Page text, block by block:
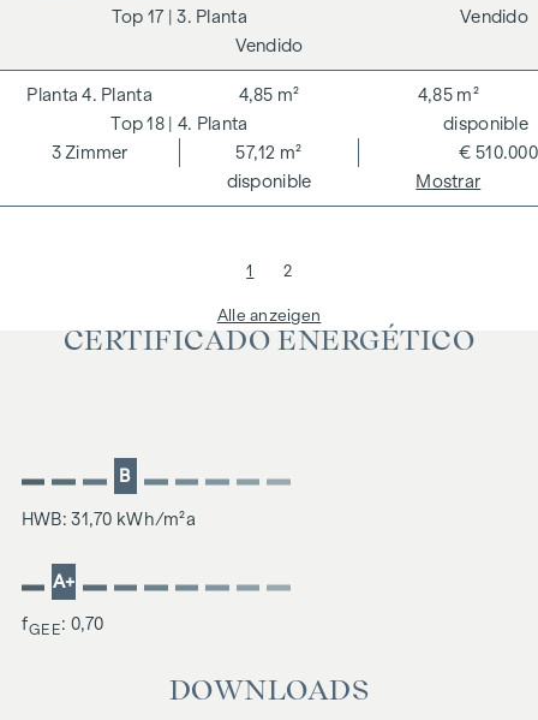
17 | 3. Planta
Vendido
Vendido
18 | 4. Planta
4. Planta
3Zimmer 57,12 m²
4,85 m² 4,85 m²
€ 510.000
disponible
disponible
Mostrar
1 2
Alle anzeigen
CERTIFICADO ENERGÉTICO
B
HWB: 31,70 kWh/m²a
A+
fGEE: 0,70
DOWNLOADS